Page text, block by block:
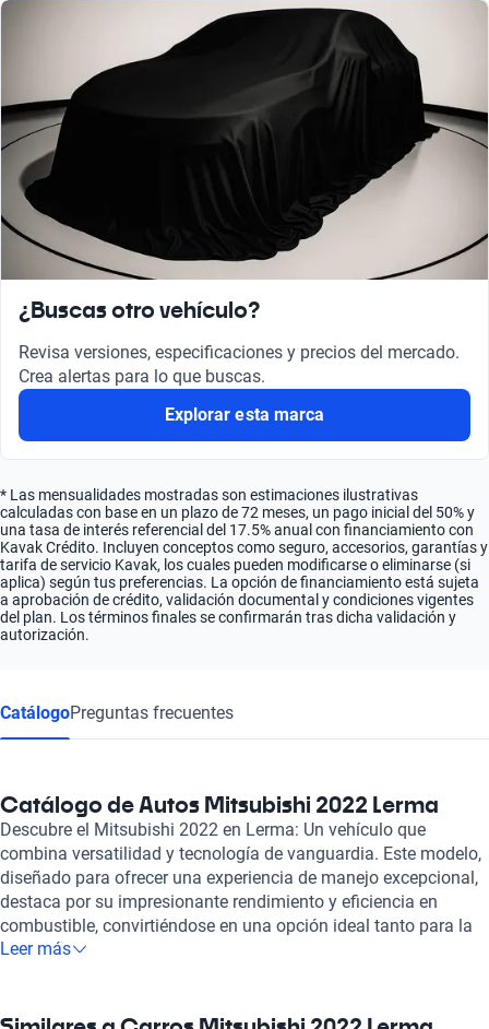
¿Buscas otro vehículo?
Revisa versiones, especificaciones y precios del mercado.
Crea alertas para lo que buscas.
Explorar esta marca
* Las mensualidades mostradas son estimaciones ilustrativas
calculadas con base en un plazo de 72 meses, un pago inicial del 50% y
una tasa de interés referencial del 17.5% anual con financiamiento con
Kavak Crédito. Incluyen conceptos como seguro, accesorios, garantías y
tarifa de servicio Kavak, los cuales pueden modificarse o eliminarse (si
aplica) según tus preferencias. La opción de financiamiento está sujeta
a aprobación de crédito, validación documental y condiciones vigentes
del plan. Los términos finales se confirmarán tras dicha validación y
autorización.
CatálogoPreguntas frecuentes
Catálogo de Autos Mitsubishi 2022 Lerma
Descubre el Mitsubishi 2022 en Lerma: Un vehículo que
combina versatilidad y tecnología de vanguardia. Este modelo,
diseñado para ofrecer una experiencia de manejo excepcional,
destaca por su impresionante rendimiento y eficiencia en
combustible, convirtiéndose en una opción ideal tanto para la
ciudad como para aventuras fuera de ella. Su diseño
Mitsubishi 2022 cuenta con características de seguridad
Leer más